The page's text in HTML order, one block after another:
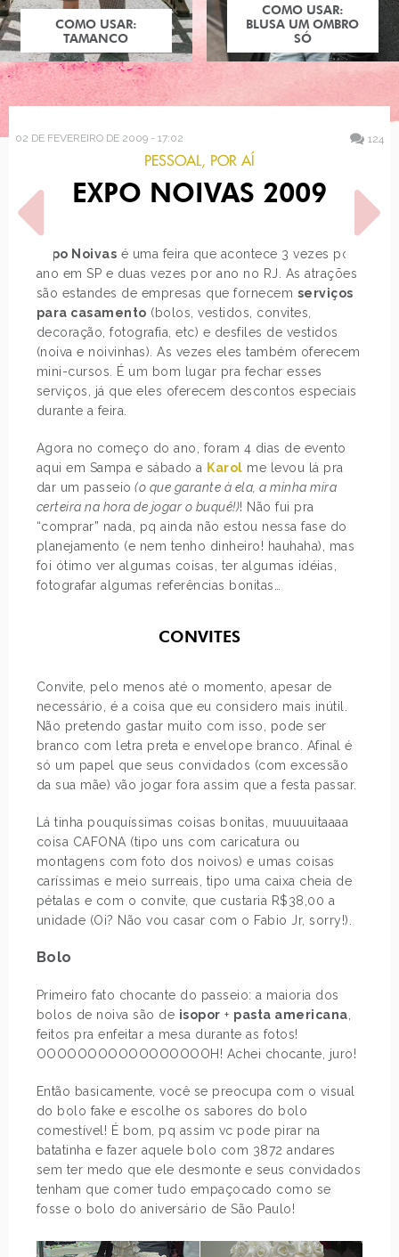
COMO USAR:
TAMANCO
COMO USAR:
BLUSA UM OMBRO
SÓ
02 DE FEVEREIRO DE 2009 - 17:02 124
PESSOAL, POR AÍ
EXPO NOIVAS 2009
Expo Noivas é uma feira que acontece 3 vezes por
ano em SP e duas vezes por ano no RJ. As atrações
são estandes de empresas que fornecem serviços
para casamento (bolos, vestidos, convites,
decoração, fotografia, etc) e desfiles de vestidos
(noiva e noivinhas). As vezes eles também oferecem
mini-cursos. É um bom lugar pra fechar esses
serviços, já que eles oferecem descontos especiais
durante a feira.
Agora no começo do ano, foram 4 dias de evento
aqui em Sampa e sábado a Karol me levou lá pra
dar um passeio (o que garante à ela, a minha mira
certeira na hora de jogar o buquê!)! Não fui pra
“comprar” nada, pq ainda não estou nessa fase do
planejamento (e nem tenho dinheiro! hauhaha), mas
foi ótimo ver algumas coisas, ter algumas idéias,
fotografar algumas referências bonitas…
CONVITES
Convite, pelo menos até o momento, apesar de
necessário, é a coisa que eu considero mais inútil.
Não pretendo gastar muito com isso, pode ser
branco com letra preta e envelope branco. Afinal é
só um papel que seus convidados (com excessão
da sua mãe) vão jogar fora assim que a festa passar.
Lá tinha pouquíssimas coisas bonitas, muuuuitaaaa
coisa CAFONA (tipo uns com caricatura ou
montagens com foto dos noivos) e umas coisas
caríssimas e meio surreais, tipo uma caixa cheia de
pétalas e com o convite, que custaria R$38,00 a
unidade (Oi? Não vou casar com o Fabio Jr, sorry!).
Bolo
Primeiro fato chocante do passeio: a maioria dos
bolos de noiva são de isopor + pasta americana
feitos pra enfeitar a mesa durante as fotos!
OOOOOOOOOOOOOOOOOH! Achei chocante, juro!
Então basicamente, você se preocupa com o visual
do bolo fake e escolhe os sabores do bolo
comestível! É bom, pq assim vc pode pirar na
batatinha e fazer aquele bolo com 3872 andares
sem ter medo que ele desmonte e seus convidados
tenham que comer tudo empaçocado como se
fosse o bolo do aniversário de São Paulo!
POST ANTERIOR
DELÍCIA DE CORAÇÃO
PRÓXIMO POST
TRAILER NACIONAL DE
DELÍRIOS DE CONSUMO DE
BECKY…